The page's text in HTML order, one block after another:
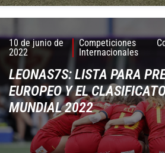
10 de junio de
2022
Competiciones
Internacionales
LEONAS7S: LISTA PARA
EUROPEO Y EL
MUNDIAL 2022